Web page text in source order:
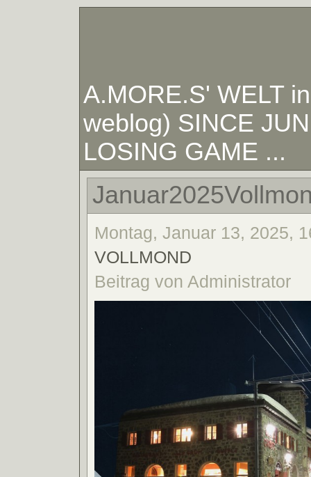
A.MORE.S' WELT
weblog) SINCE
LOSING GAME ...
Montag, Januar 13, 2025,
VOLLMOND
Beitrag von Administrator